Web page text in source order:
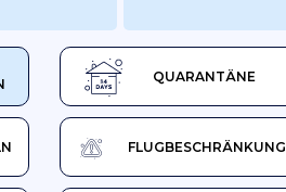
QUARANTÄNE
FLUGBESCHRÄNKUNG